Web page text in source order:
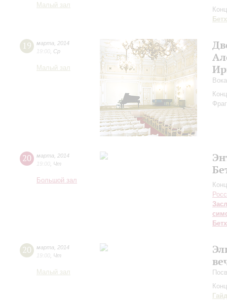
Малый зал
19 марта
2014
19:00 Ср
Малый зал
20 марта
2014
19:00 Чт
Большой зал
20 марта
2014
19:00 Чт
Малый зал